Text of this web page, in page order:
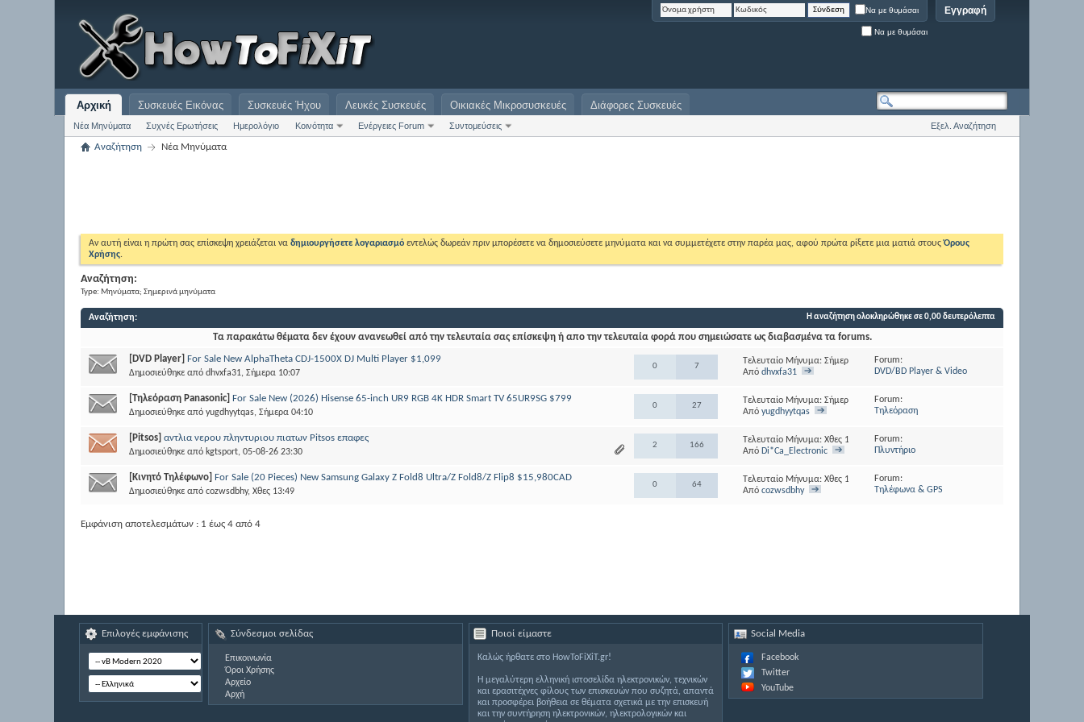
Εγγραφή
Να με θυμάσαι
Να με θυμάσαι
Αρχική
Νέα Μηνύματα Συχνές Ερωτήσεις Ημερολόγιο Κοινότητα Ενέργειες Forum Συντομεύσεις
Συσκευές Εικόνας Συσκευές Ήχου Λευκές Συσκευές Οικιακές Μικροσυσκευές Διάφορες Συσκευές
Εξελ. Αναζήτηση
Αναζήτηση Νέα Μηνύματα
Αν αυτή είναι η πρώτη σας επίσκεψη χρειάζεται ναδημιουργήσετε λογαριασμό εντελώς δωρεάν πριν μπορέσετε να δημοσιεύσετε μηνύματα και να συμμετέχετε στην παρέα μας, αφού πρώτα ρίξετε μια ματιά στουςΌρους
Χρήσης.
Αναζήτηση:
Type: Μηνύματα; Σημερινά μηνύματα
Αναζήτηση: Η αναζήτηση ολοκληρώθηκε σε0,00δευτερόλεπτα
Τα παρακάτω θέματα δεν έχουν ανανεωθεί από την τελευταία σας επίσκεψη ή απο την τελευταία φορά που σημειώσατε ως διαβασμένα τα forums.
[DVD Player] For Sale New AlphaTheta CDJ-1500X DJ Multi Player $1,099
Δημοσιεύθηκε απόdhvxfa31, Σήμερα 10:07
0 7
Τελευταίο Μήνυμα: Σήμερα
10:07
Από dhvxfa31
Forum:
DVD/BD Player & Video
[Τηλεόραση Panasonic] For Sale New (2026) Hisense 65-inch UR9 RGB 4K HDR Smart TV 65UR9SG $799
Δημοσιεύθηκε απόyugdhyytqas, Σήμερα 04:10
0 27
Τελευταίο Μήνυμα: Σήμερα
04:10
Από yugdhyytqas
Forum:
Τηλεόραση
[Pitsos] αντλια νερου πληντυριου πιατων Pitsos επαφες
Δημοσιεύθηκε από kgtsport, 05-08-26 23:30
2 166
Τελευταίο Μήνυμα: Χθες 16:51
Από Di*Ca_Electronic
Forum:
Πλυντήριο
[Κινητό Τηλέφωνο] For Sale (20 Pieces) New Samsung Galaxy Z Fold8 Ultra/Z Fold8/Z Flip8 $15,980CAD
Δημοσιεύθηκε απόcozwsdbhy, Χθες 13:49
0 64
Τελευταίο Μήνυμα: Χθες 13:49
Από cozwsdbhy
Forum:
Τηλέφωνα & GPS
Εμφάνιση αποτελεσμάτων : 1 έως 4 από 4
Επιλογές εμφάνισης Σύνδεσμοι σελίδας
Επικοινωνία
Όροι Χρήσης
Αρχείο
Αρχή
Ποιοί είμαστε
Καλώς ήρθατε στο HowToFiXiT.gr!
Η μεγαλύτερη ελληνική ιστοσελίδα ηλεκτρονικών, τεχνικών
και ερασιτέχνες φίλους των επισκευών που συζητά, απαντά
και προσφέρει βοήθεια σε θέματα σχετικά με την επισκευή
και την συντήρηση ηλεκτρονικών, ηλεκτρολογικών και
Social Media
Facebook
Twitter
YouTube